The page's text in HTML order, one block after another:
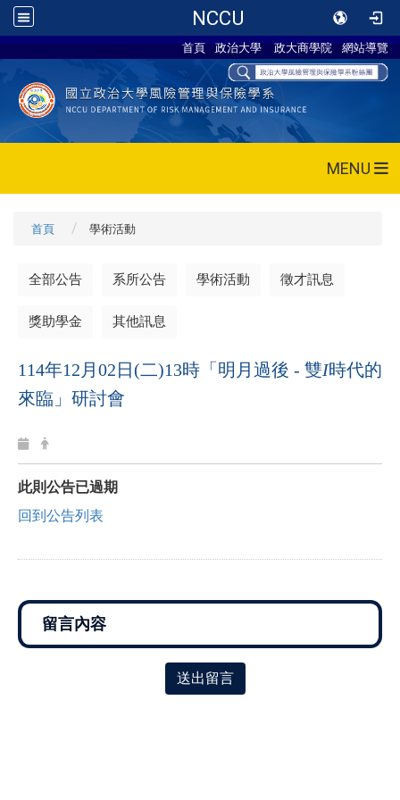
NCCU
首頁 政治大學 政大商學院 網站導覽
MENU
首頁 學術活動
全部公告 系所公告 學術活動 徵才訊息
獎助學金 其他訊息
114年12月02日(二)13時「明月過後 - 雙I時代的
來臨」研討會
此則公告已過期
回到公告列表
送出留言